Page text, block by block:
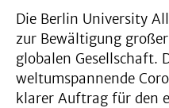
Die Berlin University
zur Bewältigung
globalen Gesellschaft.
weltumspannende
klarer Auftrag für den